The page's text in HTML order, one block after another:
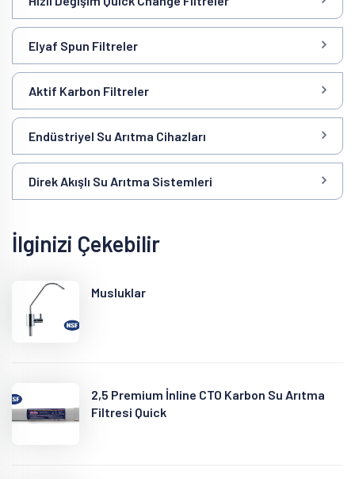
Elyaf Spun Filtreler
Aktif Karbon Filtreler
Endüstriyel Su Arıtma Cihazları
Direk Akışlı Su Arıtma Sistemleri
İlginizi Çekebilir
Musluklar
2,5 Premium İnline CTO Karbon Su Arıtma
Filtresi Quick